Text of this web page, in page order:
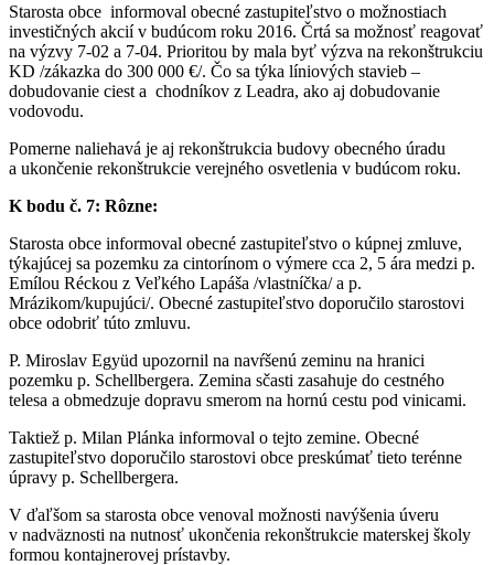
Starosta obce informoval obecné zastupiteľstvo o možnostiach
investičných akcií v budúcom roku 2016. Črtá sa možnosť reagovať
na výzvy 7-02 a 7-04. Prioritou by mala byť výzva na rekonštrukciu
KD /zákazka do 300 000 €/. Čo sa týka líniových stavieb –
dobudovanie ciest a chodníkov z Leadra, ako aj dobudovanie
vodovodu.
Pomerne naliehavá je aj rekonštrukcia budovy obecného úradu
a ukončenie rekonštrukcie verejného osvetlenia v budúcom roku.
K bodu č. 7: Rôzne:
Starosta obce informoval obecné zastupiteľstvo o kúpnej zmluve,
týkajúcej sa pozemku za cintorínom o výmere cca 2, 5 ára medzi p.
Emílou Réckou z Veľkého Lapáša /vlastníčka/ a p.
Mrázikom/kupujúci/. Obecné zastupiteľstvo doporučilo starostovi
obce odobriť túto zmluvu.
P. Miroslav Együd upozornil na navŕšenú zeminu na hranici
pozemku p. Schellbergera. Zemina sčasti zasahuje do cestného
telesa a obmedzuje dopravu smerom na hornú cestu pod vinicami.
Taktiež p. Milan Plánka informoval o tejto zemine. Obecné
zastupiteľstvo doporučilo starostovi obce preskúmať tieto terénne
úpravy p. Schellbergera.
V ďaľšom sa starosta obce venoval možnosti navýšenia úveru
v nadväznosti na nutnosť ukončenia rekonštrukcie materskej školy
formou kontajnerovej prístavby.